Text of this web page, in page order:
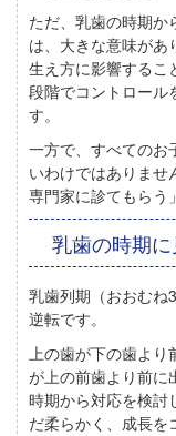
ただ、乳歯の時期か
は、大きな意味があ
生え方に影響するこ
段階でコントロール
す。
一方で、すべてのお
いわけではありませ
専門家に診てもらう
乳歯の時期
乳歯列期（おおむね
逆転です。
上の歯が下の歯より
が上の前歯より前に
時期から対応を検討
だ柔らかく、成長を